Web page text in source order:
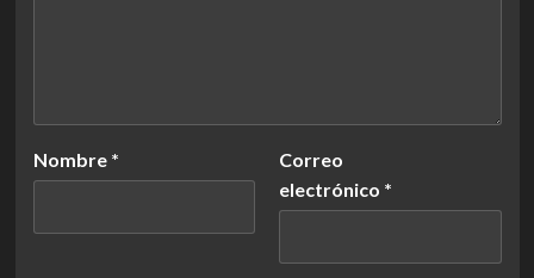
Nombre *
Correo
electrónico *